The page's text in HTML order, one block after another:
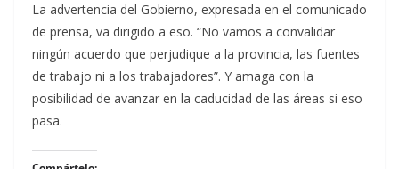
La advertencia del Gobierno, expresada en el comunicado
de prensa, va dirigido a eso. “No vamos a convalidar
ningún acuerdo que perjudique a la provincia, las fuentes
de trabajo ni a los trabajadores”. Y amaga con la
posibilidad de avanzar en la caducidad de las áreas si eso
pasa.